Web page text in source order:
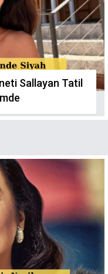
Sallayan Tatil